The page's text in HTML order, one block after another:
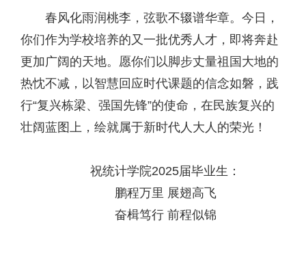
春风化雨润桃李，弦歌不辍谱华章。今日，
你们作为学校培养的又一批优秀人才，即将奔赴
更加广阔的天地。愿你们以脚步丈量祖国大地的
热忱不减，以智慧回应时代课题的信念如磐，践
行“复兴栋梁、强国先锋”的使命，在民族复兴的
壮阔蓝图上，绘就属于新时代人大人的荣光！
祝统计学院2025届毕业生：
鹏程万里 展翅高飞
奋楫笃行 前程似锦